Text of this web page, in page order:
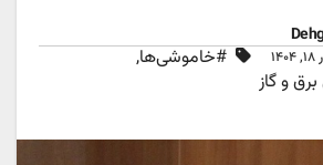
#خاموشی‌ها,
و گاز